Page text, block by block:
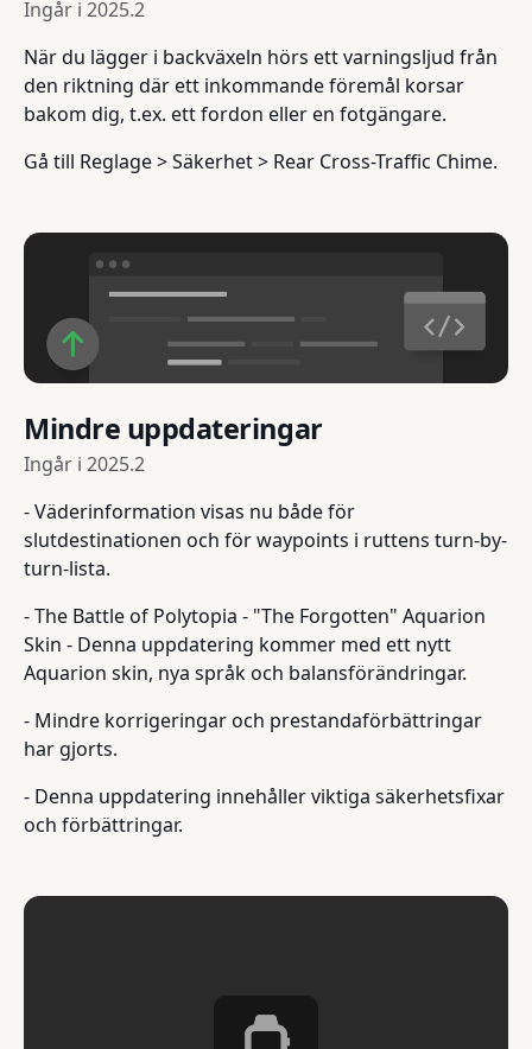
Ingår i 2025.2
När du lägger i backväxeln hörs ett varningsljud från
den riktning där ett inkommande föremål korsar
bakom dig, t.ex. ett fordon eller en fotgängare.
Gå till Reglage > Säkerhet > Rear Cross-Traffic Chime.
Mindre uppdateringar
Ingår i 2025.2
- Väderinformation visas nu både för
slutdestinationen och för waypoints i ruttens turn-by-
turn-lista.
- The Battle of Polytopia - "The Forgotten" Aquarion
Skin - Denna uppdatering kommer med ett nytt
Aquarion skin, nya språk och balansförändringar.
- Mindre korrigeringar och prestandaförbättringar
har gjorts.
- Denna uppdatering innehåller viktiga säkerhetsfixar
och förbättringar.